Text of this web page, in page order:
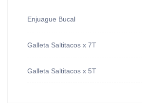
Enjuague Bucal
Galleta Saltitacos x 7T
Galleta Saltitacos x 5T